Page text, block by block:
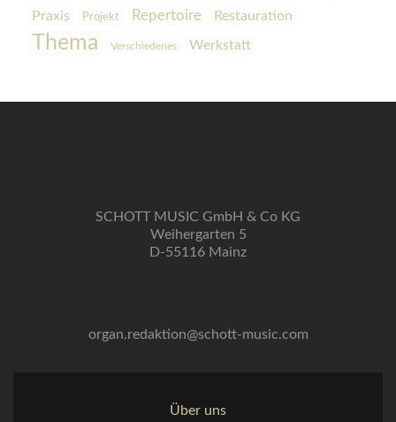
Praxis Projekt Repertoire Restauration
Thema Verschiedenes Werkstatt
SCHOTT MUSIC GmbH & Co KG
Weihergarten 5
D-55116 Mainz
organ.redaktion@schott-music.com
Über uns